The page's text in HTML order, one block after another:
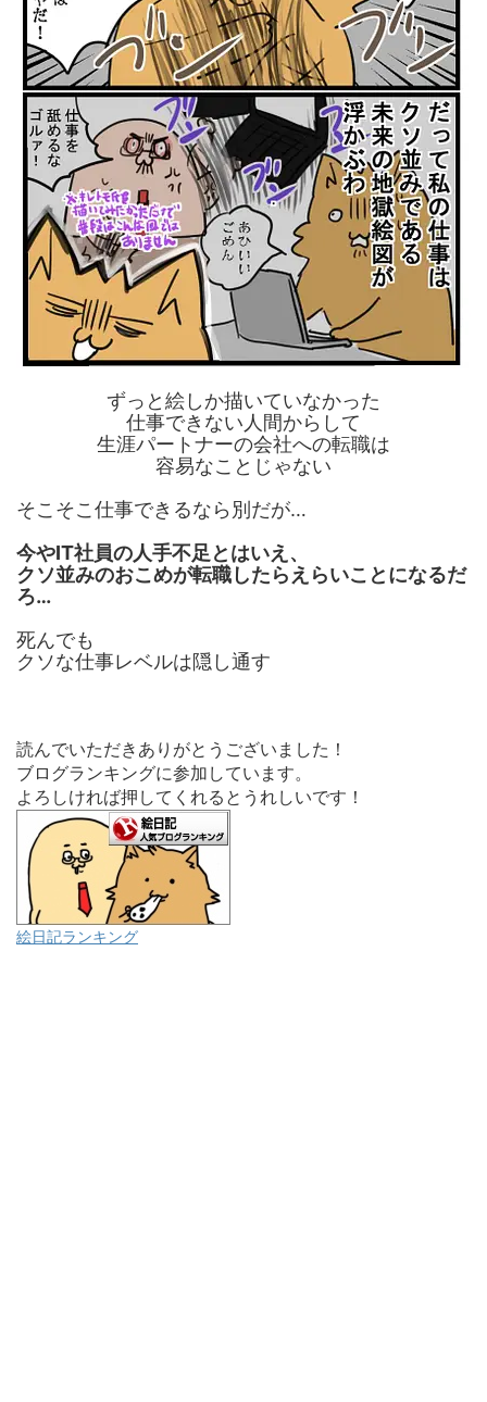
ずっと絵しか描いていなかった
仕事できない人間からして
生涯パートナーの会社への転職は
容易なことじゃない
そこそこ仕事できるなら別だが…
今やIT社員の人手不足とはいえ、
クソ並みのおこめが転職したらえらいことになるだ
ろ…
死んでも
クソな仕事レベルは隠し通す
読んでいただきありがとうございました！
ブログランキングに参加しています。
よろしければ押してくれるとうれしいです！
絵日記ランキング